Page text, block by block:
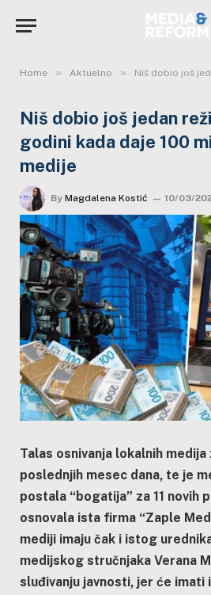
Home » Aktuelno » Niš dobio još jedan režimski
Niš dobio još jedan
godini kada daje 100
medije
By Magdalena Kostić 10/03/
Talas osnivanja lokalnih
poslednjih mesec dana, te je
postala “bogatija” za 11 novih
osnovala ista firma “Zaple
mediji imaju čak i istog
medijskog stručnjaka Verana
sluđivanju javnosti, jer će imati